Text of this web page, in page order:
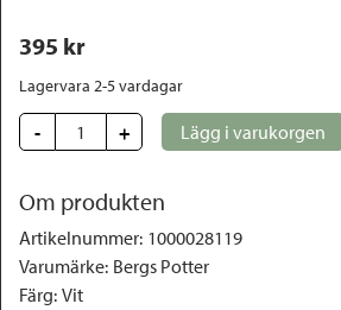
395 kr
Lagervara 2-5 vardagar
- + Lägg i varukorgen
Om produkten
Artikelnummer: 1000028119
Varumärke: Bergs Potter
Färg: Vit